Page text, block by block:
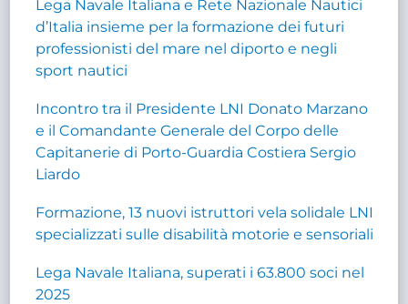
Lega Navale Italiana e Rete Nazionale Nautici
d’Italia insieme per la formazione dei futuri
professionisti del mare nel diporto e negli
sport nautici
Incontro tra il Presidente LNI Donato Marzano
e il Comandante Generale del Corpo delle
Capitanerie di Porto-Guardia Costiera Sergio
Liardo
Formazione, 13 nuovi istruttori vela solidale LNI
specializzati sulle disabilità motorie e sensoriali
Lega Navale Italiana, superati i 63.800 soci nel
2025